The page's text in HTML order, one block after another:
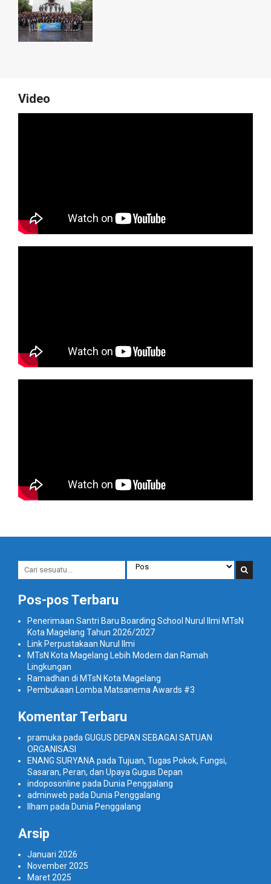
Video
Pos-pos Terbaru
Penerimaan Santri Baru Boarding School Nurul Ilmi MTsN
Kota Magelang Tahun 2026/2027
Link Perpustakaan Nurul Ilmi
MTsN Kota Magelang Lebih Modern dan Ramah
Lingkungan
Ramadhan di MTsN Kota Magelang
Pembukaan Lomba Matsanema Awards #3
Komentar Terbaru
pramuka pada GUGUS DEPAN SEBAGAI SATUAN
ORGANISASI
ENANG SURYANA pada Tujuan, Tugas Pokok, Fungsi,
Sasaran, Peran, dan Upaya Gugus Depan
indoposonline pada Dunia Penggalang
adminweb pada Dunia Penggalang
Ilham pada Dunia Penggalang
Arsip
Januari 2026
November 2025
Maret 2025